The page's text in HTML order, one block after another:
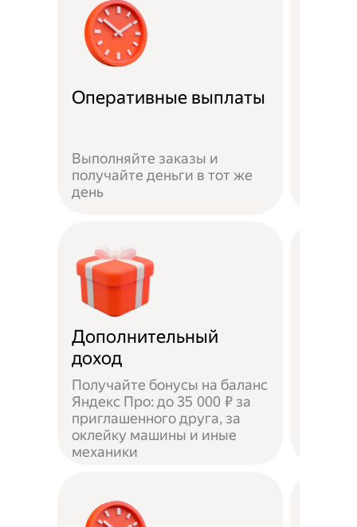
Оперативные выплаты
Выполняйте заказы и
получайте деньги в тот же
день
Дополнительный
доход
Получайте бонусы на баланс
Яндекс Про: до 35 000 ₽ за
приглашенного друга, за
оклейку машины и иные
механики